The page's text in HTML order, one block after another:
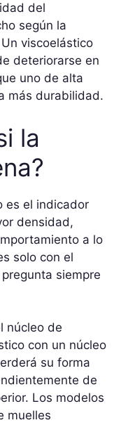
del
según la
viscoelástico
deteriorarse en
uno de alta
más durabilidad.
la
es el indicador
densidad,
a lo
solo con el
siempre
núcleo de
con un núcleo
su forma
de
Los modelos
muelles